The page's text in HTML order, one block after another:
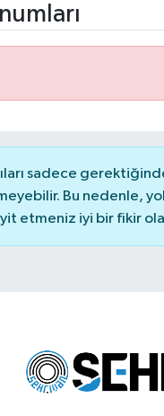
sadece
Bu nedenle,
etmeniz iyi bir fikir